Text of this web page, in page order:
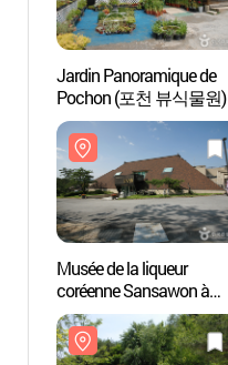
Jardin Panoramique de
Pochon (포천 뷰식물원)
Musée de la liqueur
coréenne Sansawon à
Pocheon (전통술박물관
산사원)